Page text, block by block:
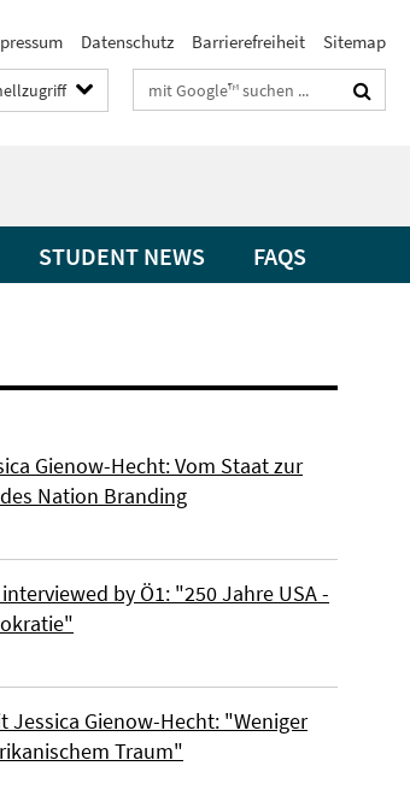
Datenschutz Barrierefreiheit Sitemap
Suchbegriffe
STUDENT NEWS FAQS
Gienow-Hecht: Vom Staat zur
Nation Branding
by Ö1: "250 Jahre USA -
Gienow-Hecht: "Weniger
Traum"